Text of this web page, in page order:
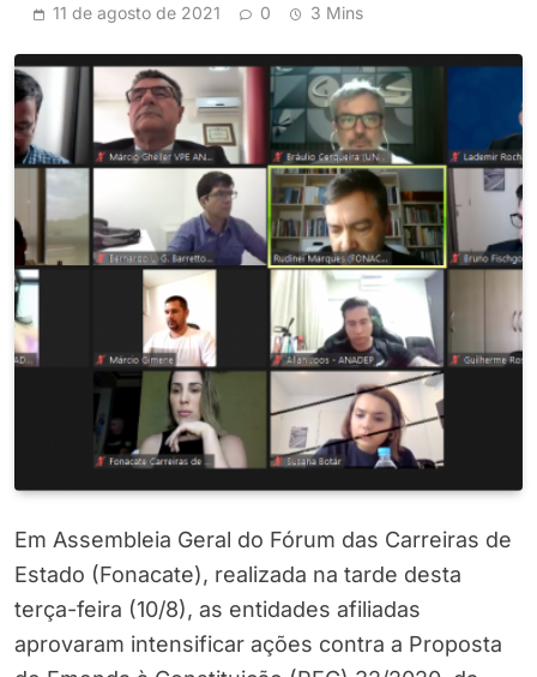
11 de agosto de 2021 0 3 Mins
Em Assembleia Geral do Fórum das Carreiras de
Estado (Fonacate), realizada na tarde desta
terça-feira (10/8), as entidades afiliadas
aprovaram intensificar ações contra a Proposta